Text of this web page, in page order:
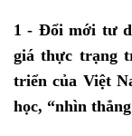
1 - Đổi mới tư
giá thực trạng
triển của Việt
học, “nhìn